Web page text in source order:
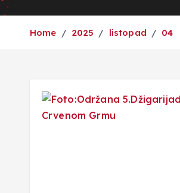
Home 2025 listopad 04